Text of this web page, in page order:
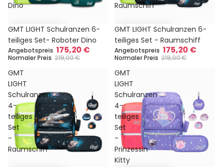
Dino
Sale
GMT LIGHT Schulranzen 6-
teiliges Set- Roboter Dino
Angebotspreis 175,20 €
Normaler Preis 219,00 €
Raumschiff
Sale
GMT LIGHT Schulranzen 6-
teiliges Set - Raumschiff
Angebotspreis 175,20 €
Normaler Preis 219,00 €
GMT
LIGHT
Schulranzen
4-
teiliges
Set
-
Raumschiff
GMT
LIGHT
Schulranzen
4-
teiliges
Set
-
Prinzessin
Kitty